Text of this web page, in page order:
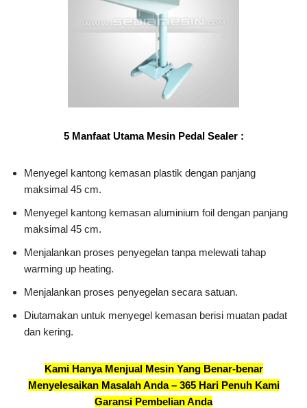
5 Manfaat Utama Mesin Pedal Sealer :
Menyegel kantong kemasan plastik dengan panjang
maksimal 45 cm.
Menyegel kantong kemasan aluminium foil dengan panjang
maksimal 45 cm.
Menjalankan proses penyegelan tanpa melewati tahap
warming up heating.
Menjalankan proses penyegelan secara satuan.
Diutamakan untuk menyegel kemasan berisi muatan padat
dan kering.
Kami Hanya Menjual Mesin Yang Benar-benar
Menyelesaikan Masalah Anda – 365 Hari Penuh Kami
Garansi Pembelian Anda